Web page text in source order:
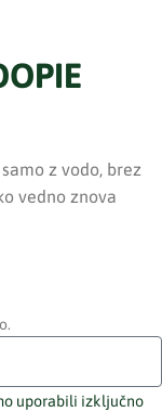
z vodo, brez
vedno znova
uporabili izključno